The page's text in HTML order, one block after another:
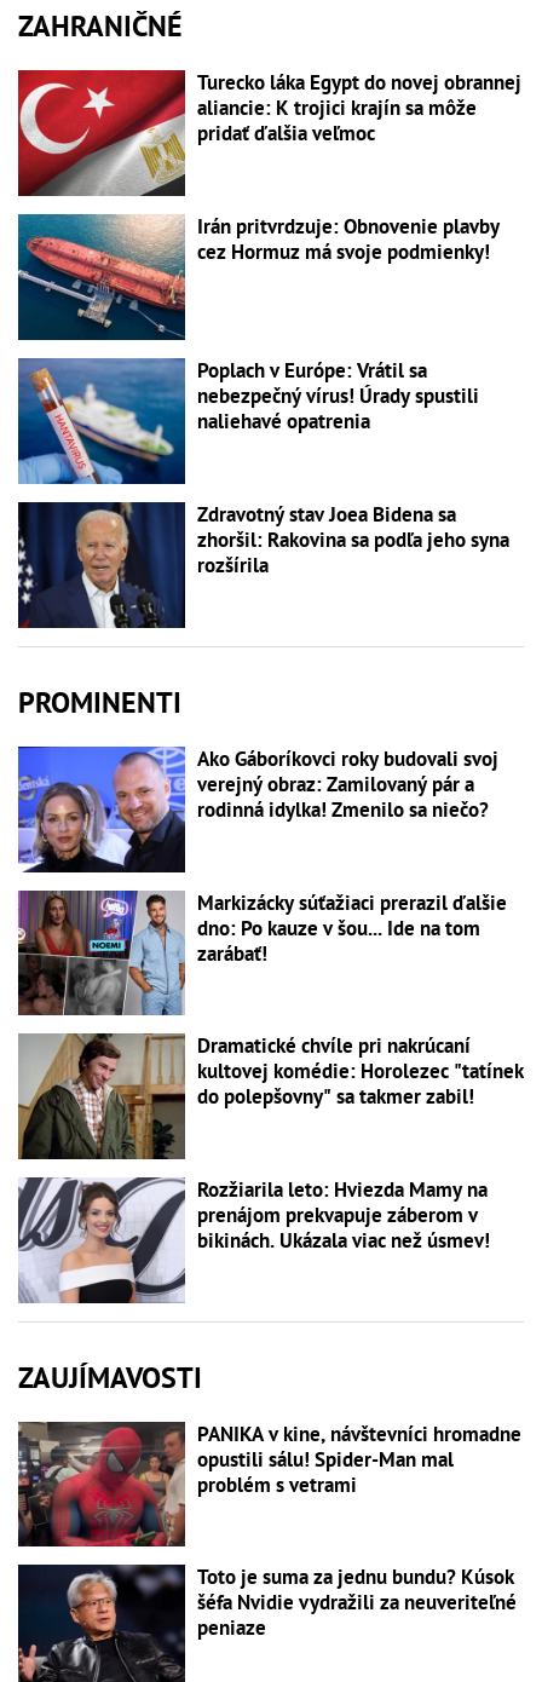
ZAHRANIČNÉ
Turecko láka Egypt do novej obrannej
aliancie: K trojici krajín sa môže
pridať ďalšia veľmoc
Irán pritvrdzuje: Obnovenie plavby
cez Hormuz má svoje podmienky!
Poplach v Európe: Vrátil sa
nebezpečný vírus! Úrady spustili
naliehavé opatrenia
Zdravotný stav Joea Bidena sa
zhoršil: Rakovina sa podľa jeho syna
rozšírila
PROMINENTI
Ako Gáboríkovci roky budovali svoj
verejný obraz: Zamilovaný pár a
rodinná idylka! Zmenilo sa niečo?
Markizácky súťažiaci prerazil ďalšie
dno: Po kauze v šou... Ide na tom
zarábať!
Dramatické chvíle pri nakrúcaní
kultovej komédie: Horolezec "tatínek
do polepšovny" sa takmer zabil!
Rozžiarila leto: Hviezda Mamy na
prenájom prekvapuje záberom v
bikinách. Ukázala viac než úsmev!
ZAUJÍMAVOSTI
PANIKA v kine, návštevníci hromadne
opustili sálu! Spider-Man mal
problém s vetrami
Toto je suma za jednu bundu? Kúsok
šéfa Nvidie vydražili za neuveriteľné
peniaze